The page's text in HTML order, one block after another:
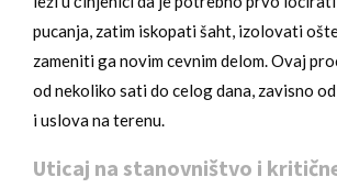
pucanja, zatim iskopati šaht, izolovati
zameniti ga novim cevnim delom. Ovaj
od nekoliko sati do celog dana, zavisno
i uslova na terenu.
Uticaj na stanovništvo i